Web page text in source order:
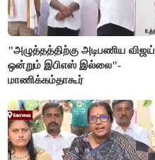
"அழுத்தத்திற்கு அடிபணிய விஜய்
ஒன்றும் இபிஎஸ் இல்லை"-
மாணிக்கம்தாகூர்